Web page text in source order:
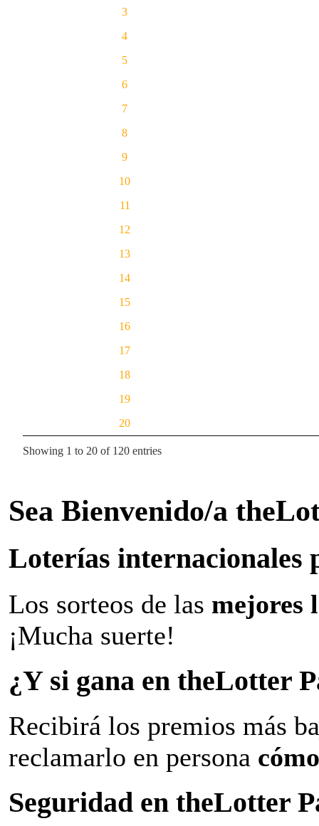
3
4
5
6
7
8
9
10
11
12
13
14
15
16
17
18
19
20
Showing 1 to 20 of 120 entries
Sea Bienvenido/a
Loterías internacionales
Los sorteos de las mejores
¡Mucha suerte!
¿Y si gana en theLotter
Recibirá los premios más
reclamarlo en persona
Seguridad en theLotter